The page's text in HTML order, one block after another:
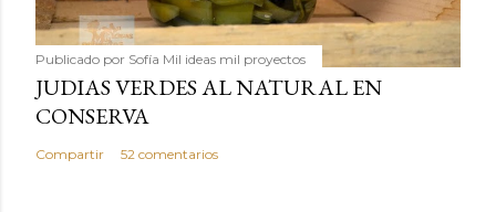
Publicado por Sofía Mil ideas mil proyectos
JUDIAS VERDES AL NATURAL EN
CONSERVA
Compartir 52 comentarios